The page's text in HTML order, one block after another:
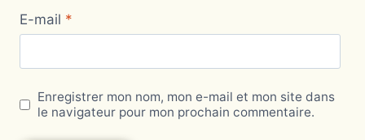
E-mail *
Enregistrer mon nom, mon e-mail et mon site dans
le navigateur pour mon prochain commentaire.